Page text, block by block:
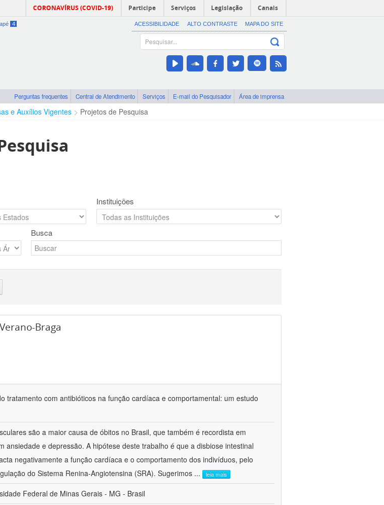
CORONAVÍRUS (COVID-19) Participe Serviços Legislação Canais
4 ACESSIBILIDADE ALTO CONTRASTE MAPA DO SITE
Perguntas frequentes Central de Atendimento Serviços E-mail do Pesquisador Área de imprensa
e Auxílios Vigentes Projetos de Pesquisa
Instituições
Busca
Braga
tratamento com antibióticos na função cardíaca e comportamental: um estudo
são a maior causa de óbitos no Brasil, que também é recordista em
ansiedade e depressão. A hipótese deste trabalho é que a disbiose intestinal
negativamente a função cardíaca e o comportamento dos indivíduos, pelo
do Sistema Renina-Angiotensina (SRA). Sugerimos ... leia mais
Federal de Minas Gerais - MG - Brasil